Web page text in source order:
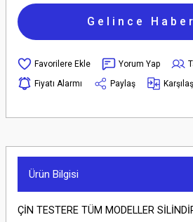
Gelince
Yorum Yap
Fiyatı Alarmı
Paylaş
Ürün Bilgisi
ÇİN TESTERE TÜM MODELLER